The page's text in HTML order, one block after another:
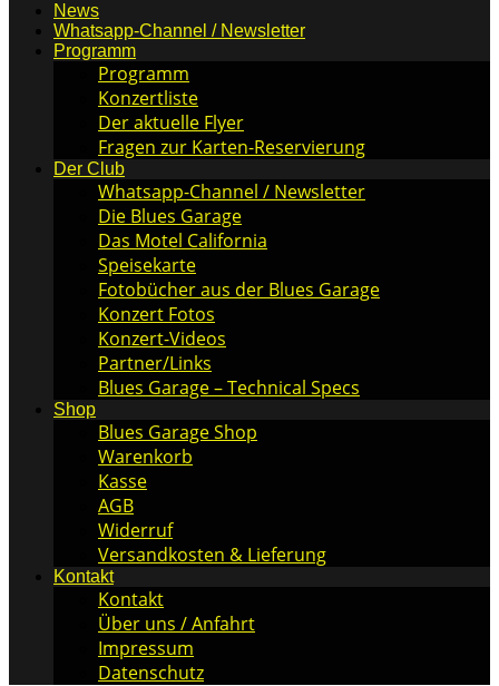
News
Whatsapp-Channel / Newsletter
Programm
Programm
Konzertliste
Der aktuelle Flyer
Fragen zur Karten-Reservierung
Der Club
Whatsapp-Channel / Newsletter
Die Blues Garage
Das Motel California
Speisekarte
Fotobücher aus der Blues Garage
Konzert Fotos
Konzert-Videos
Partner/Links
Blues Garage – Technical Specs
Shop
Blues Garage Shop
Warenkorb
Kasse
AGB
Widerruf
Versandkosten & Lieferung
Kontakt
Kontakt
Über uns / Anfahrt
Impressum
Datenschutz